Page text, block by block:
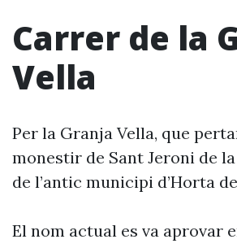
Carrer de la
Vella
Per la Granja Vella, que
monestir de Sant Jeroni de la
de l’antic municipi d’Horta
El nom actual es va aprovar